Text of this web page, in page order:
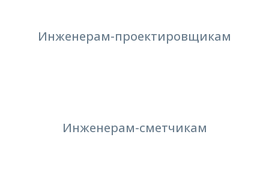
Инженерам-проектировщикам
Инженерам-сметчикам